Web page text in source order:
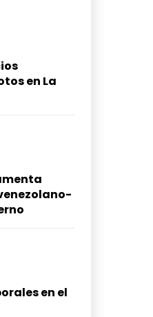
en La
en el